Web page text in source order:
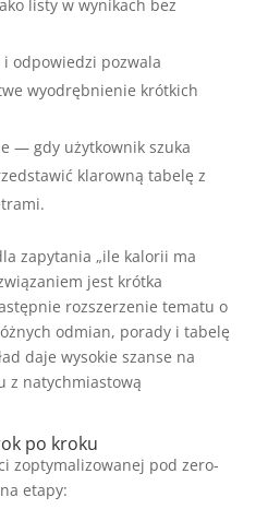
listy w wynikach bez
odpowiedzi pozwala
wyodrębnienie krótkich
— gdy użytkownik szuka
klarowną tabelę z
zapytania „ile kalorii ma
jest krótka
rozszerzenie tematu o
odmian, porady i tabelę
daje wysokie szanse na
z natychmiastową
po kroku
zoptymalizowanej pod zero-
etapy: